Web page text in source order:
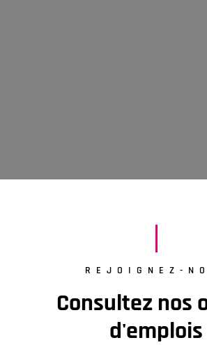
REJOIGNEZ-
Consultez nos
d'emplois